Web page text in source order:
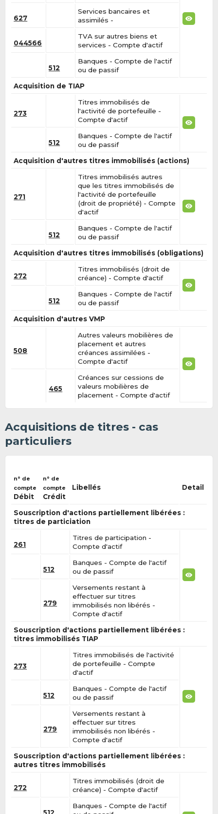
627
Services bancaires et
assimilés -
044566
TVA sur autres biens et
services - Compte d'actif
512
Banques - Compte de l'actif
ou de passif
Acquisition de TIAP
273
Titres immobilisés de
l'activité de portefeuille -
Compte d'actif
512
Banques - Compte de l'actif
ou de passif
Acquisition d'autres titres immobilisés (actions)
271
Titres immobilisés autres
que les titres immobilisés de
l'activité de portefeuille
(droit de propriété) - Compte
d'actif
512
Banques - Compte de l'actif
ou de passif
Acquisition d'autres titres immobilisés (obligations)
272
Titres immobilisés (droit de
créance) - Compte d'actif
512
Banques - Compte de l'actif
ou de passif
Acquisition d'autres VMP
508
Autres valeurs mobilières de
placement et autres
créances assimilées -
Compte d'actif
465
Créances sur cessions de
valeurs mobilières de
placement - Compte d'actif
Acquisitions de titres - cas
particuliers
n° de
compte
Débit
n° de
compte
Crédit
Libellés Detail
Souscription d'actions partiellement libérées :
titres de particiation
261
Titres de participation -
Compte d'actif
512
Banques - Compte de l'actif
ou de passif
279
Versements restant à
effectuer sur titres
immobilisés non libérés -
Compte d'actif
Souscription d'actions partiellement libérées :
titres immobilisés TIAP
273
Titres immobilisés de l'activité
de portefeuille - Compte
d'actif
512
Banques - Compte de l'actif
ou de passif
279
Versements restant à
effectuer sur titres
immobilisés non libérés -
Compte d'actif
Souscription d'actions partiellement libérées :
autres titres immobilisés
272
Titres immobilisés (droit de
créance) - Compte d'actif
Banques - Compte de l'actif